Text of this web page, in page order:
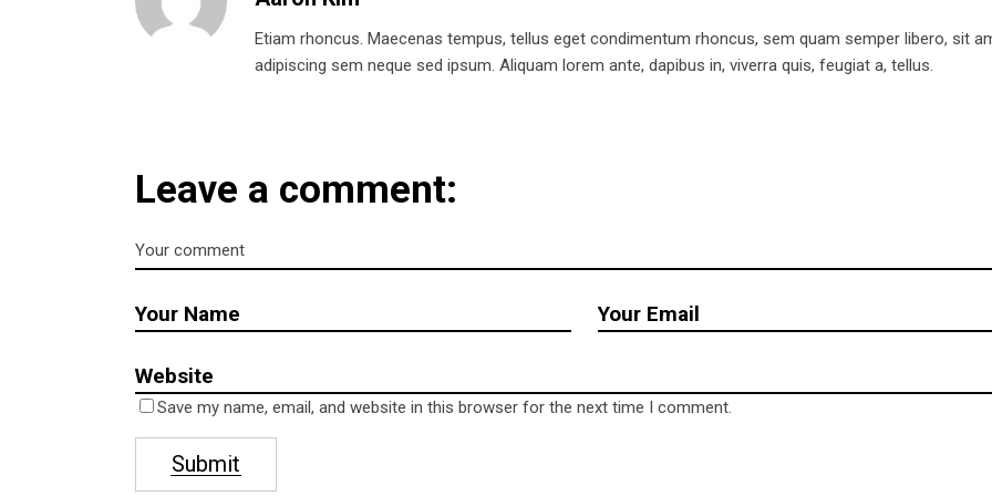
Etiam rhoncus. Maecenas tempus, tellus eget condimentum rhoncus, sem quam semper libero, sit
adipiscing sem neque sed ipsum. Aliquam lorem ante, dapibus in, viverra quis, feugiat a, tellus.
Leave a comment:
Save my name, email, and website in this browser for the next time I comment.
Submit
Hello! Contact us
Address
16307 Mescherin OT Rosow
0176 61 09 66 04
Impressum